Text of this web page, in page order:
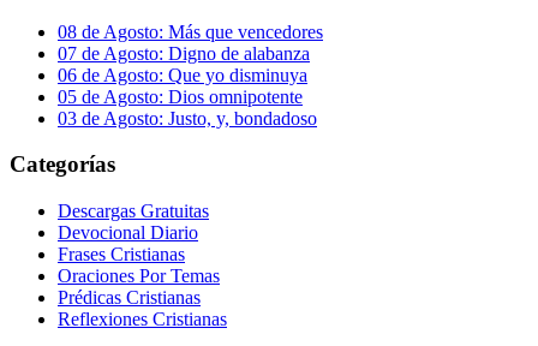
08 de Agosto: Más que vencedores
07 de Agosto: Digno de alabanza
06 de Agosto: Que yo disminuya
05 de Agosto: Dios omnipotente
03 de Agosto: Justo, y, bondadoso
Categorías
Descargas Gratuitas
Devocional Diario
Frases Cristianas
Oraciones Por Temas
Prédicas Cristianas
Reflexiones Cristianas